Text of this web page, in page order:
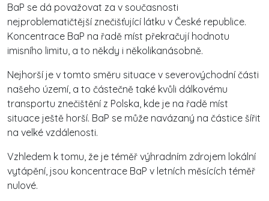
BaP se dá považovat za v současnosti
nejproblematičtější znečišťující látku v České republice.
Koncentrace BaP na řadě míst překračují hodnotu
imisního limitu, a to někdy i několikanásobně.
Nejhorší je v tomto směru situace v severovýchodní části
našeho území, a to částečně také kvůli dálkovému
transportu znečištění z Polska, kde je na řadě míst
situace ještě horší. BaP se může navázaný na částice šířit
na velké vzdálenosti.
Vzhledem k tomu, že je téměř výhradním zdrojem lokální
vytápění, jsou koncentrace BaP v letních měsících téměř
nulové.